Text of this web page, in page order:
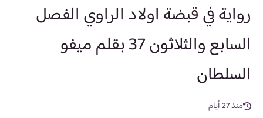
رواية في قبضة اولاد الراوي الفصل
السابع والثلاثون 37 بقلم ميفو
السلطان
منذ 27 أيام